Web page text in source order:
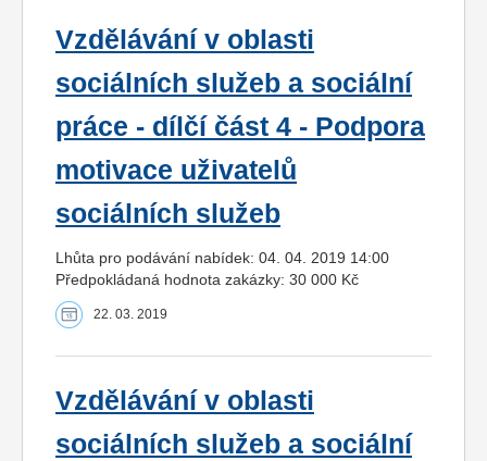
Vzdělávání v oblasti
sociálních služeb a sociální
práce - dílčí část 4 - Podpora
motivace uživatelů
sociálních služeb
Lhůta pro podávání nabídek: 04. 04. 2019 14:00
Předpokládaná hodnota zakázky: 30 000 Kč
22. 03. 2019
Vzdělávání v oblasti
sociálních služeb a sociální